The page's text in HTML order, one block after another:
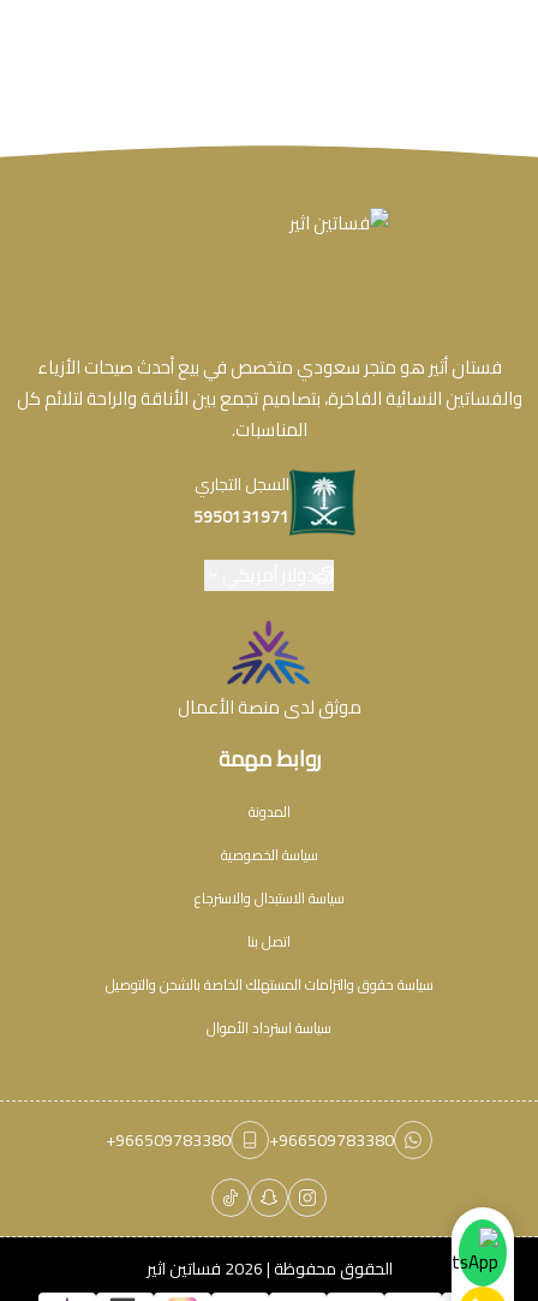
روابط مهمة
المدونة
سياسة الخصوصية
سياسة الاستبدال والاسترجاع
اتصل بنا
سياسة حقوق والتزامات المستهلك الخاصة بالشحن والتوصيل
سياسة استرداد الأموال
فستان أثير هو متجر سعودي متخصص في بيع أحدث صيحات الأزياء
والفساتين النسائية الفاخرة، بتصاميم تجمع بين الأناقة والراحة لتلائم كل
المناسبات.
السجل التجاري
5950131971
موثق لدى منصة الأعمال
+966509783380
+966509783380
الحقوق محفوظة | 2026 فساتين اثير